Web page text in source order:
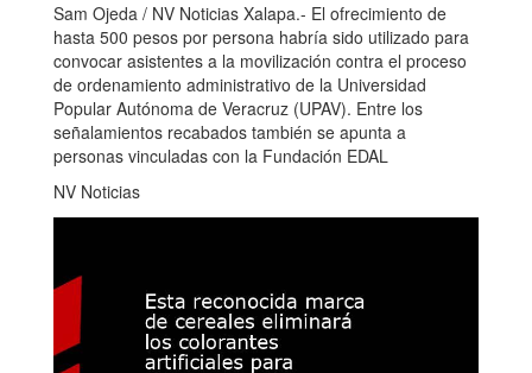
Sam Ojeda / NV Noticias Xalapa.- El ofrecimiento de
hasta 500 pesos por persona habría sido utilizado para
convocar asistentes a la movilización contra el proceso
de ordenamiento administrativo de la Universidad
Popular Autónoma de Veracruz (UPAV). Entre los
señalamientos recabados también se apunta a
personas vinculadas con la Fundación EDAL
NV Noticias